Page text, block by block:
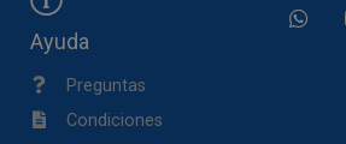
Ayuda
Preguntas
Condiciones